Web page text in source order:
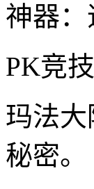
神器
PK竞
玛法
秘密。